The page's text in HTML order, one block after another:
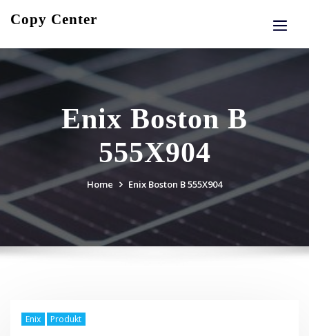
Copy Center
Enix Boston B
555X904
Home Enix Boston B 555X904
Enix Produkt